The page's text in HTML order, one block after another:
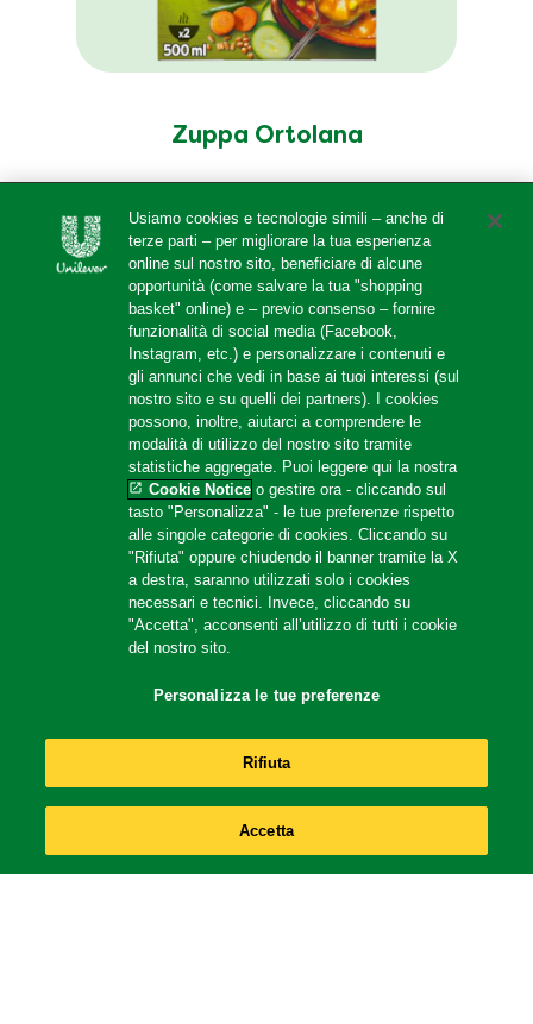
Zuppa Ortolana
Gran Purè
Usiamo cookies e tecnologie simili – anche di
terze parti – per migliorare la tua esperienza
online sul nostro sito, beneficiare di alcune
opportunità (come salvare la tua "shopping
basket" online) e – previo consenso – fornire
funzionalità di social media (Facebook,
Instagram, etc.) e personalizzare i contenuti e
gli annunci che vedi in base ai tuoi interessi (sul
nostro sito e su quelli dei partners). I cookies
possono, inoltre, aiutarci a comprendere le
modalità di utilizzo del nostro sito tramite
statistiche aggregate. Puoi leggere qui la nostra
Cookie Notice o gestire ora - cliccando sul
tasto "Personalizza" - le tue preferenze rispetto
alle singole categorie di cookies. Cliccando su
"Rifiuta" oppure chiudendo il banner tramite la X
a destra, saranno utilizzati solo i cookies
necessari e tecnici. Invece, cliccando su
"Accetta", acconsenti all’utilizzo di tutti i cookie
del nostro sito.
Personalizza le tue preferenze
Rifiuta
Accetta